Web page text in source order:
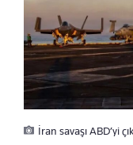
İran savaşı ABD’yi